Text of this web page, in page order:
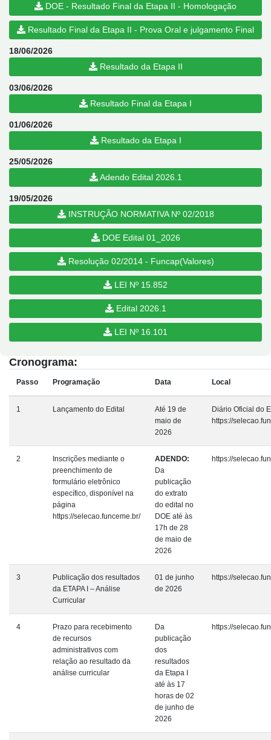
DOE - Resultado Final da Etapa II - Homologação
Resultado Final da Etapa II - Prova Oral e julgamento Final
18/06/2026
Resultado da Etapa II
03/06/2026
Resultado Final da Etapa I
01/06/2026
Resultado da Etapa I
25/05/2026
Adendo Edital 2026.1
19/05/2026
INSTRUÇÃO NORMATIVA Nº 02/2018
DOE Edital 01_2026
Resolução 02/2014 - Funcap(Valores)
LEI Nº 15.852
Edital 2026.1
LEI Nº 16.101
Cronograma:
Passo Programação Data Local
1 Lançamento do Edital
Até 19 de
maio de
2026
Diário Oficial do
https://
2
Inscrições mediante o
preenchimento de
formulário eletrônico
específico, disponível na
página
https://selecao.funceme.br/
ADENDO:
Da
publicação
do extrato
do edital no
DOE até às
17h de 28
de maio de
2026
https://
3
Publicação dos resultados
da ETAPA I – Análise
Curricular
01 de junho
de 2026
https://
4
Prazo para recebimento
de recursos
administrativos com
relação ao resultado da
análise curricular
Da
publicação
dos
resultados
da Etapa I
até às 17
horas de 02
de junho de
2026
https://